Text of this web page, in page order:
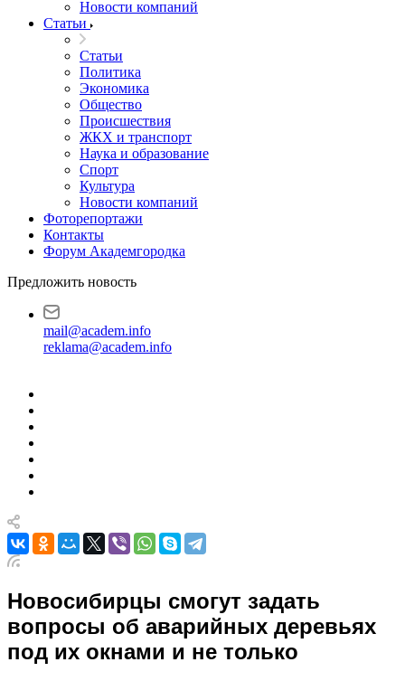
Новости компаний
Статьи
Статьи
Политика
Экономика
Общество
Происшествия
ЖКХ и транспорт
Наука и образование
Спорт
Культура
Новости компаний
Фоторепортажи
Контакты
Форум Академгородка
Предложить новость
mail@academ.info
reklama@academ.info
Новосибирцы смогут задать
вопросы об аварийных деревьях
под их окнами и не только